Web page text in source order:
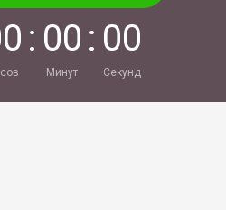
0 : 00
Минут
: 00
Секунд